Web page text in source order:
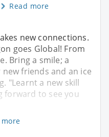
Read more
new connections.
goes Global! From
Bring a smile; a
friends and an ice
"Learnt a new skill
forward to see you
more